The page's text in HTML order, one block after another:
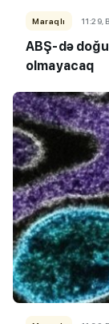
Maraqlı 11:29,
ABŞ-də
olmayacaq